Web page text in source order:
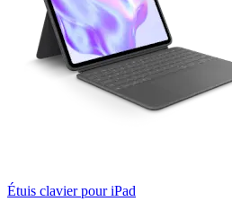
Étuis clavier pour iPad